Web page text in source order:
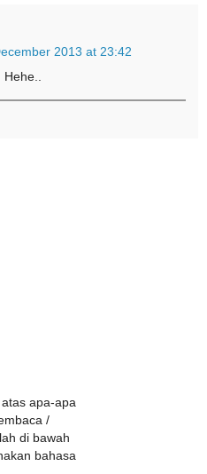
2013 at 23:42
Hehe..
apa-apa
/
di bawah
bahasa